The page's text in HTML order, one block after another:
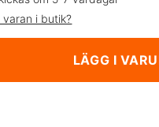
varan i butik?
LÄGG I